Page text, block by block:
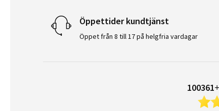
Öppettider kundtjänst
Öppet från 8 till 17 på helgfria vardagar